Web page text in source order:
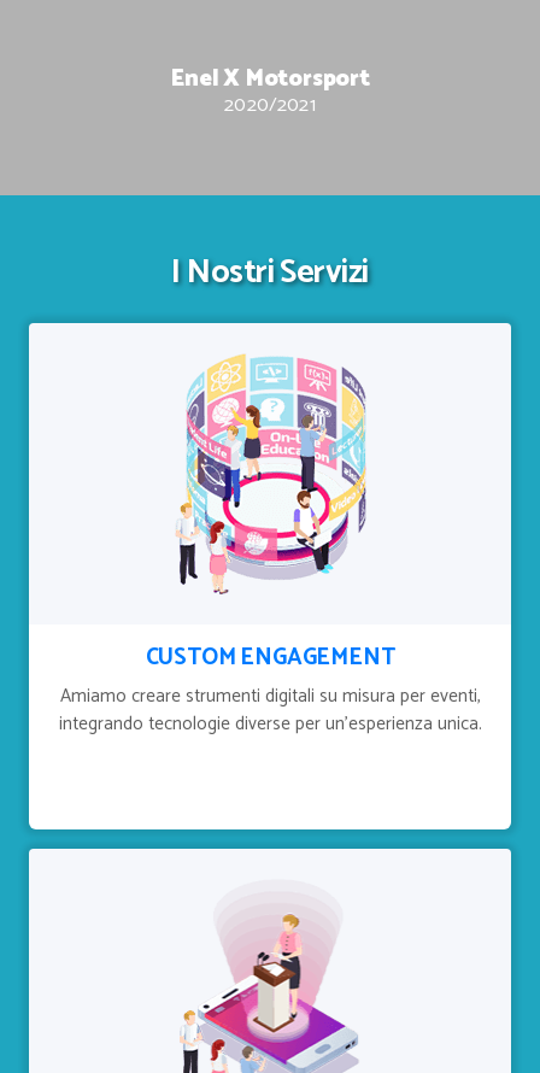
Enel X Motorsport
2020/2021
I Nostri Servizi
CUSTOM ENGAGEMENT
Amiamo creare strumenti digitali su misura per eventi,
integrando tecnologie diverse per un'esperienza unica.